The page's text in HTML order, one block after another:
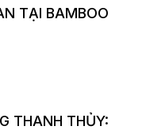
TẠI BAMBOO
THANH THỦY: